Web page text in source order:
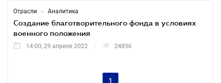
Отрасли • Аналитика
Создание благотворительного фонда в условиях
военного положения
14:00, 29 апреля 2022 24856
1